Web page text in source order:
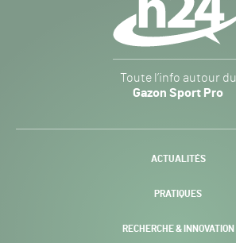
Sport
Pro
-
Toute l’info autour du
Gazon Sport Pro
ACTUALITÉS
PRATIQUES
RECHERCHE & INNOVATION